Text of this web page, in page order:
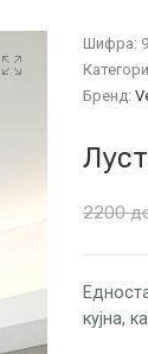
Шифра:
Бренд:
2200
кујна,